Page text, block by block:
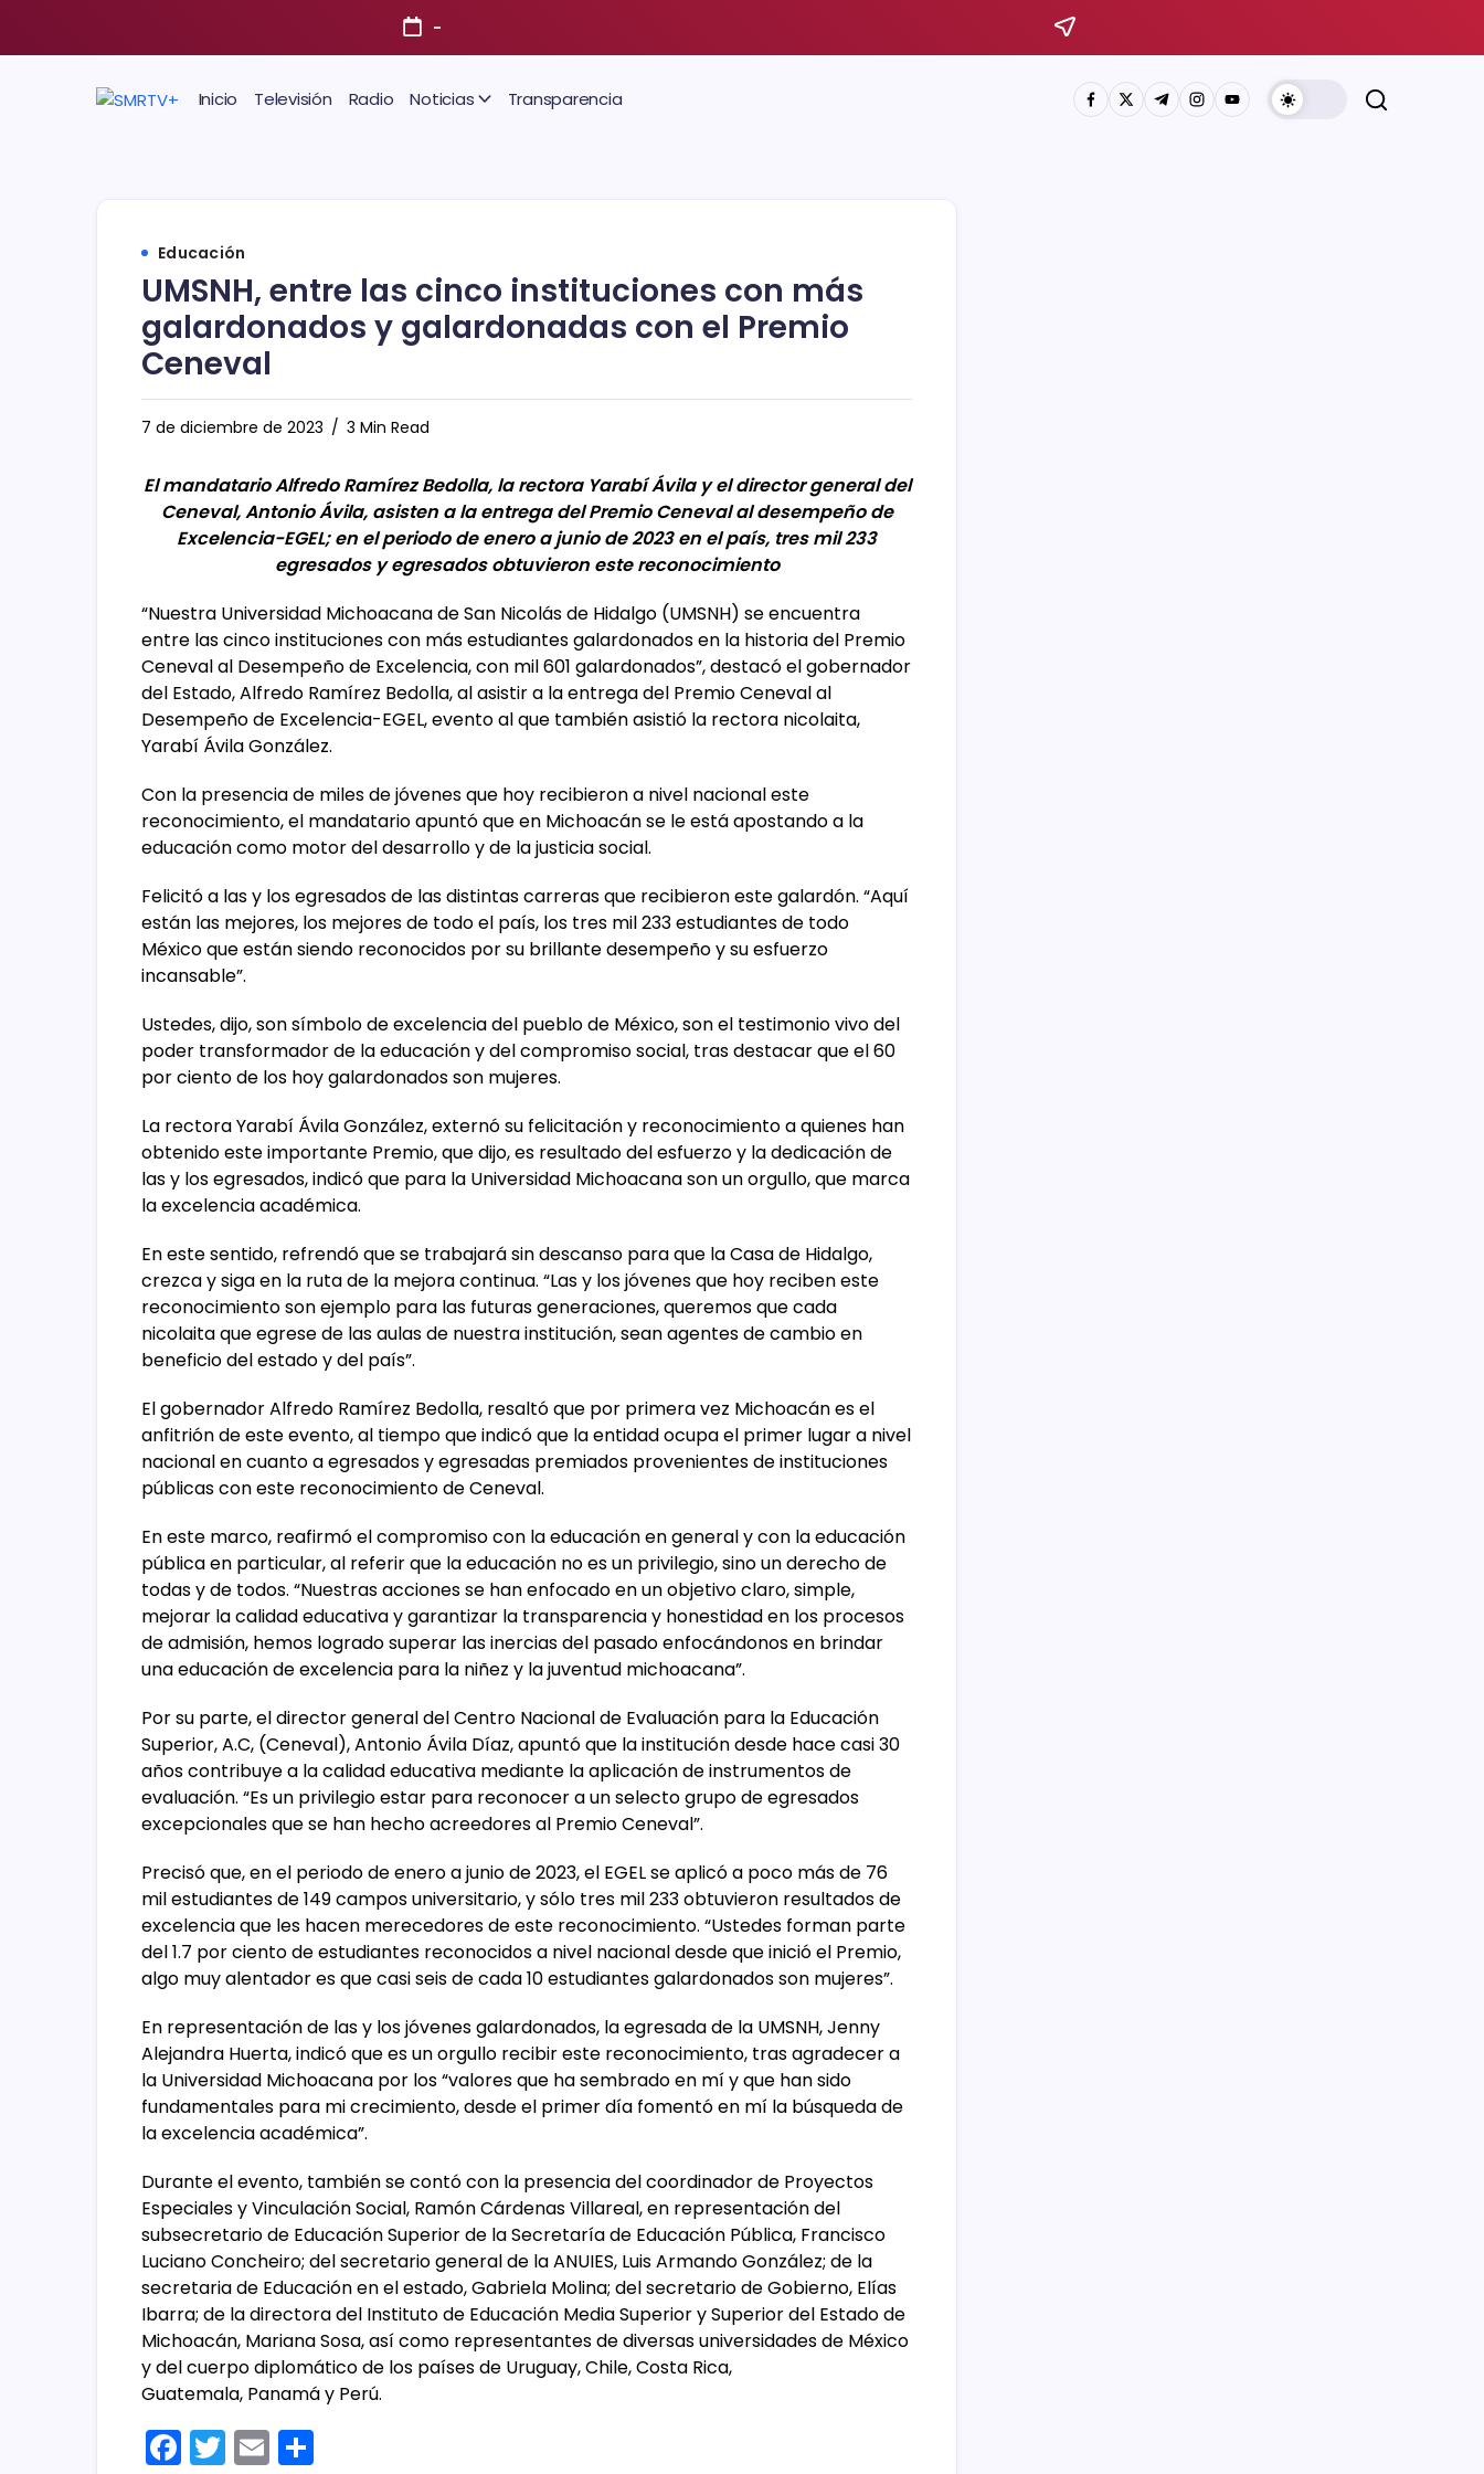
-
Inicio Televisión Radio Noticias Transparencia
Educación
UMSNH, entre las cinco instituciones con más
galardonados y galardonadas con el Premio
Ceneval
7 de diciembre de 2023 3 Min Read
El mandatario Alfredo Ramírez Bedolla, la rectora Yarabí Ávila y el director general del
Ceneval, Antonio Ávila, asisten a la entrega del Premio Ceneval al desempeño de
Excelencia-EGEL; en el periodo de enero a junio de 2023 en el país, tres mil 233
egresados y egresados obtuvieron este reconocimiento
“Nuestra Universidad Michoacana de San Nicolás de Hidalgo (UMSNH) se encuentra
entre las cinco instituciones con más estudiantes galardonados en la historia del Premio
Ceneval al Desempeño de Excelencia, con mil 601 galardonados”, destacó el gobernador
del Estado, Alfredo Ramírez Bedolla, al asistir a la entrega del Premio Ceneval al
Desempeño de Excelencia-EGEL, evento al que también asistió la rectora nicolaita,
Yarabí Ávila González.
Con la presencia de miles de jóvenes que hoy recibieron a nivel nacional este
reconocimiento, el mandatario apuntó que en Michoacán se le está apostando a la
educación como motor del desarrollo y de la justicia social.
Felicitó a las y los egresados de las distintas carreras que recibieron este galardón. “Aquí
están las mejores, los mejores de todo el país, los tres mil 233 estudiantes de todo
México que están siendo reconocidos por su brillante desempeño y su esfuerzo
incansable”.
Ustedes, dijo, son símbolo de excelencia del pueblo de México, son el testimonio vivo del
poder transformador de la educación y del compromiso social, tras destacar que el 60
por ciento de los hoy galardonados son mujeres.
La rectora Yarabí Ávila González, externó su felicitación y reconocimiento a quienes han
obtenido este importante Premio, que dijo, es resultado del esfuerzo y la dedicación de
las y los egresados, indicó que para la Universidad Michoacana son un orgullo, que marca
la excelencia académica.
En este sentido, refrendó que se trabajará sin descanso para que la Casa de Hidalgo,
crezca y siga en la ruta de la mejora continua. “Las y los jóvenes que hoy reciben este
reconocimiento son ejemplo para las futuras generaciones, queremos que cada
nicolaita que egrese de las aulas de nuestra institución, sean agentes de cambio en
beneficio del estado y del país”.
El gobernador Alfredo Ramírez Bedolla, resaltó que por primera vez Michoacán es el
anfitrión de este evento, al tiempo que indicó que la entidad ocupa el primer lugar a nivel
nacional en cuanto a egresados y egresadas premiados provenientes de instituciones
públicas con este reconocimiento de Ceneval.
En este marco, reafirmó el compromiso con la educación en general y con la educación
pública en particular, al referir que la educación no es un privilegio, sino un derecho de
todas y de todos. “Nuestras acciones se han enfocado en un objetivo claro, simple,
mejorar la calidad educativa y garantizar la transparencia y honestidad en los procesos
de admisión, hemos logrado superar las inercias del pasado enfocándonos en brindar
una educación de excelencia para la niñez y la juventud michoacana”.
Por su parte, el director general del Centro Nacional de Evaluación para la Educación
Superior, A.C, (Ceneval), Antonio Ávila Díaz, apuntó que la institución desde hace casi 30
años contribuye a la calidad educativa mediante la aplicación de instrumentos de
evaluación. “Es un privilegio estar para reconocer a un selecto grupo de egresados
excepcionales que se han hecho acreedores al Premio Ceneval”.
Precisó que, en el periodo de enero a junio de 2023, el EGEL se aplicó a poco más de 76
mil estudiantes de 149 campos universitario, y sólo tres mil 233 obtuvieron resultados de
excelencia que les hacen merecedores de este reconocimiento. “Ustedes forman parte
del 1.7 por ciento de estudiantes reconocidos a nivel nacional desde que inició el Premio,
algo muy alentador es que casi seis de cada 10 estudiantes galardonados son mujeres”.
En representación de las y los jóvenes galardonados, la egresada de la UMSNH, Jenny
Alejandra Huerta, indicó que es un orgullo recibir este reconocimiento, tras agradecer a
la Universidad Michoacana por los “valores que ha sembrado en mí y que han sido
fundamentales para mi crecimiento, desde el primer día fomentó en mí la búsqueda de
la excelencia académica”.
Durante el evento, también se contó con la presencia del coordinador de Proyectos
Especiales y Vinculación Social, Ramón Cárdenas Villareal, en representación del
subsecretario de Educación Superior de la Secretaría de Educación Pública, Francisco
Luciano Concheiro; del secretario general de la ANUIES, Luis Armando González; de la
secretaria de Educación en el estado, Gabriela Molina; del secretario de Gobierno, Elías
Ibarra; de la directora del Instituto de Educación Media Superior y Superior del Estado de
Michoacán, Mariana Sosa, así como representantes de diversas universidades de México
y del cuerpo diplomático de los países de Uruguay, Chile, Costa Rica,
Guatemala, Panamá y Perú.
F T E